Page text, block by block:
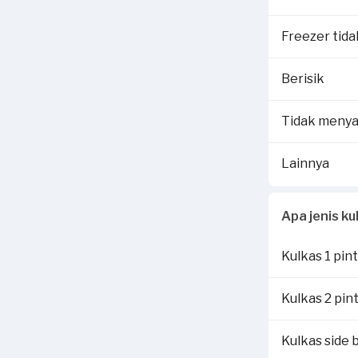
Dengan
Freezer
Berisik
Tidak
Lainnya
Apa jenis
Kulkas 1
Kulkas 2
Kulkas side